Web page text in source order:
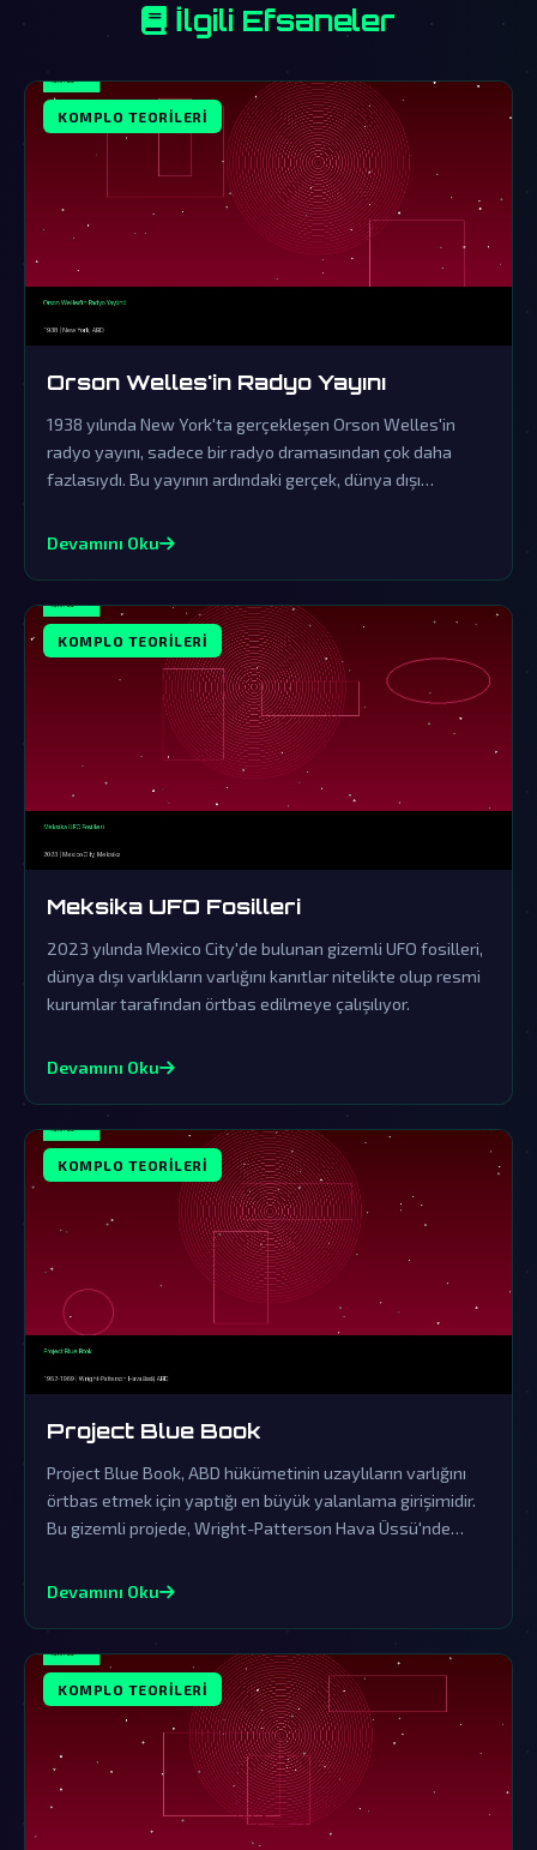
İlgili Efsaneler
KOMPLO TEORILERI
Orson Welles'in Radyo Yayını
1938 yılında New York'ta gerçekleşen Orson Welles'in
radyo yayını, sadece bir radyo dramasından çok daha
fazlasıydı. Bu yayının ardındaki gerçek, dünya dışı
teorileriyle doludur.
Devamını Oku
KOMPLO TEORILERI
Meksika UFO Fosilleri
2023 yılında Mexico City'de bulunan gizemli UFO fosilleri,
dünya dışı varlıkların varlığını kanıtlar nitelikte olup resmi
kurumlar tarafından örtbas edilmeye çalışılıyor.
Devamını Oku
KOMPLO TEORILERI
Project Blue Book
Project Blue Book, ABD hükümetinin uzaylıların varlığını
örtbas etmek için yaptığı en büyük yalanlama girişimidir.
Bu gizemli projede, Wright-Patterson Hava Üssü'nde
içeriyor.
Devamını Oku
KOMPLO TEORILERI